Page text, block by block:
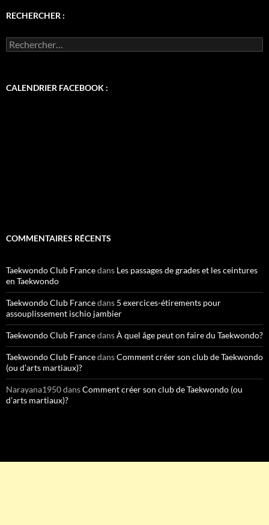
RECHERCHER :
Rechercher :
CALENDRIER FACEBOOK :
COMMENTAIRES RÉCENTS
Taekwondo Club Francedans Les passages de grades et les ceintures
en Taekwondo
Taekwondo Club Francedans 5 exercices-étirements pour
assouplissement ischio jambier
Taekwondo Club FrancedansÀ quel âge peut on faire du Taekwondo?
Taekwondo Club FrancedansComment créer son club de Taekwondo
(ou d’arts martiaux)?
Narayana1950dansComment créer son club de Taekwondo (ou
d’arts martiaux)?